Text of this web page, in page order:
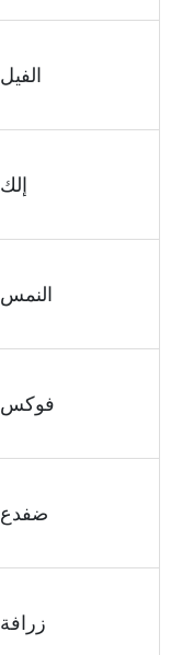
الفيل
إلك
النمس
فوكس
ضفدع
زرافة